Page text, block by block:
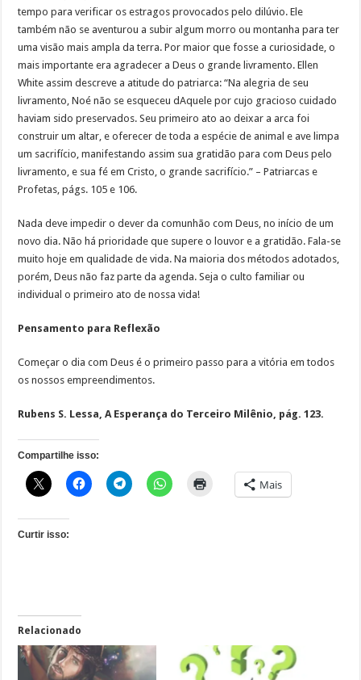
tempo para verificar os estragos provocados pelo dilúvio. Ele
também não se aventurou a subir algum morro ou montanha para ter
uma visão mais ampla da terra. Por maior que fosse a curiosidade, o
mais importante era agradecer a Deus o grande livramento. Ellen
White assim descreve a atitude do patriarca: “Na alegria de seu
livramento, Noé não se esqueceu dAquele por cujo gracioso cuidado
haviam sido preservados. Seu primeiro ato ao deixar a arca foi
construir um altar, e oferecer de toda a espécie de animal e ave limpa
um sacrifício, manifestando assim sua gratidão para com Deus pelo
livramento, e sua fé em Cristo, o grande sacrifício.” – Patriarcas e
Profetas, págs. 105 e 106.
Nada deve impedir o dever da comunhão com Deus, no início de um
novo dia. Não há prioridade que supere o louvor e a gratidão. Fala-se
muito hoje em qualidade de vida. Na maioria dos métodos adotados,
porém, Deus não faz parte da agenda. Seja o culto familiar ou
individual o primeiro ato de nossa vida!
Pensamento para Reflexão
Começar o dia com Deus é o primeiro passo para a vitória em todos
os nossos empreendimentos.
Rubens S. Lessa, A Esperança do Terceiro Milênio, pág. 123.
Compartilhe isso:
Mais
Curtir isso:
Relacionado